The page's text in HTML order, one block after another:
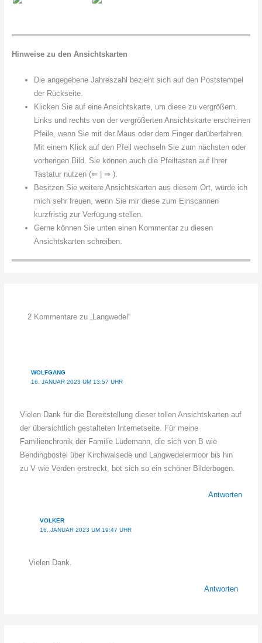
Hinweise zu den Ansichtskarten
Die angegebene Jahreszahl bezieht sich auf den Poststempel
der Rückseite.
Klicken Sie auf eine Ansichtskarte, um diese zu vergrößern.
Links und rechts von der vergrößerten Ansichtskarte erscheinen
Pfeile, wenn Sie mit der Maus oder dem Finger darüberfahren.
Mit einem Klick auf den Pfeil wechseln Sie zum nächsten oder
vorherigen Bild. Sie können auch die Pfeiltasten auf Ihrer
Tastatur nutzen (⇐ | ⇒ ).
Besitzen Sie weitere Ansichtskarten aus diesem Ort, würde ich
mich sehr freuen, wenn Sie mir diese zum Einscannen
kurzfristig zur Verfügung stellen.
Gerne können Sie unten einen Kommentar zu diesen
Ansichtskarten schreiben.
2 Kommentare zu „Langwedel“
WOLFGANG
16. JANUAR 2023 UM 13:57 UHR
Vielen Dank für die Bereitstellung dieser tollen Ansichtskarten auf
der übersichtlich gestalteten Internetseite. Für meine
Familienchronik der Familie Lüdemann, die sich von B wie
Bendingbostel über Kirchwalsede und Langwedelermoor bis hin
zu V wie Verden erstreckt, bot sich so ein schöner Bilderbogen.
Antworten
VOLKER
16. JANUAR 2023 UM 19:47 UHR
Vielen Dank.
Antworten